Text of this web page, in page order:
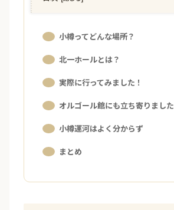
小樽ってどんな場所？
北一ホールとは？
実際に行ってみました！
オルゴール館にも立ち寄りました
小樽運河はよく分からず
まとめ